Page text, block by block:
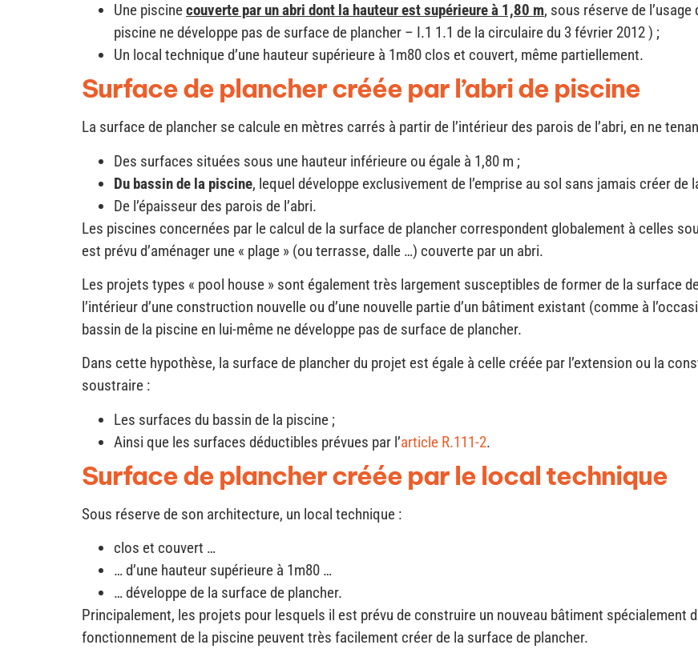
Une piscinecouverte par un abri dont la hauteur est supérieure à 1,80 m, sous réserve de
piscine ne développe pas de surface de plancher – I.1 1.1 de la circulaire du 3 février 2012 ) ;
Un local technique d’une hauteur supérieure à 1m80 clos et couvert, même partiellement.
Surface de plancher créée par l’abri de piscine
La surface de plancher se calcule en mètres carrés à partir de l’intérieur des parois de l’abri, en ne
Des surfaces situées sous une hauteur inférieure ou égale à 1,80 m ;
Du bassin de la piscine, lequel développe exclusivement de l’emprise au sol sans jamais créer de
De l’épaisseur des parois de l’abri.
Les piscines concernées par le calcul de la surface de plancher correspondent globalement à celles
est prévu d’aménager une « plage » (ou terrasse, dalle …) couverte par un abri.
Les projets types « pool house » sont également très largement susceptibles de former de la surface
l’intérieur d’une construction nouvelle ou d’une nouvelle partie d’un bâtiment existant (comme à
bassin de la piscine en lui-même ne développe pas de surface de plancher.
Dans cette hypothèse, la surface de plancher du projet est égale à celle créée par l’extension ou la
soustraire :
Les surfaces du bassin de la piscine ;
Ainsi que les surfaces déductibles prévues par l’article R.111-2.
Surface de plancher créée par le local technique
Sous réserve de son architecture, un local technique :
clos et couvert …
… d’une hauteur supérieure à 1m80 …
… développe de la surface de plancher.
Principalement, les projets pour lesquels il est prévu de construire un nouveau bâtiment spécialement
fonctionnement de la piscine peuvent très facilement créer de la surface de plancher.